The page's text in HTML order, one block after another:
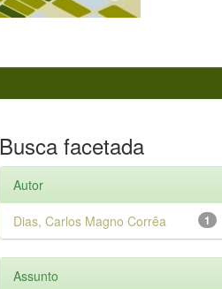
Busca facetada
Autor
1
Dias, Carlos Magno Corrêa
Assunto